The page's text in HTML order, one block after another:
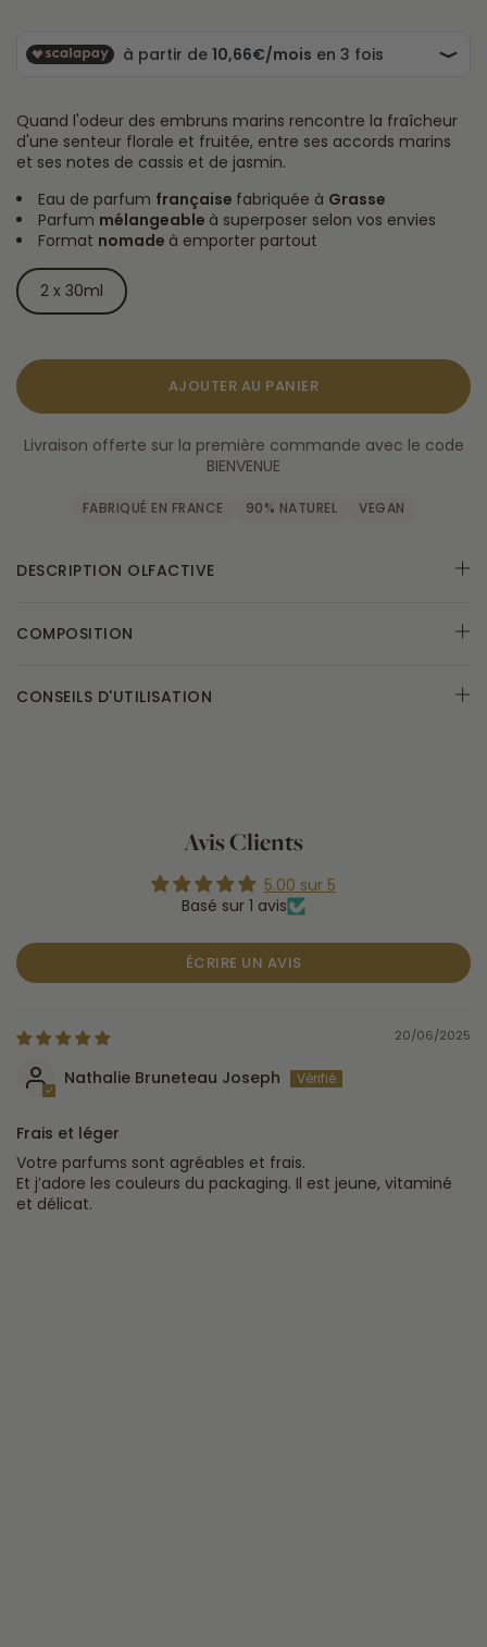
Quand l'odeur des embruns marins rencontre la fraîcheur
d'une senteur florale et fruitée, entre ses accords marins
et ses notes de cassis et de jasmin.
Eau de parfum française fabriquée à Grasse
Parfum mélangeable à superposer selon vos envies
Format nomade à emporter partout
2 x 30ml
AJOUTER AU PANIER
Livraison offerte sur la première commande avec le code
BIENVENUE
FABRIQUÉ EN FRANCE 90% NATUREL VEGAN
DESCRIPTION OLFACTIVE
COMPOSITION
CONSEILS D'UTILISATION
Avis Clients
5.00 sur 5
Basé sur 1 avis
ÉCRIRE UN AVIS
20/06/2025
Nathalie Bruneteau Joseph
Frais et léger
Votre parfums sont agréables et frais.
Et j’adore les couleurs du packaging. Il est jeune, vitaminé
et délicat.